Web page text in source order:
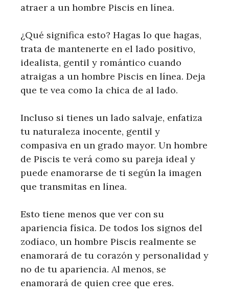
atraer a un hombre Piscis en línea.
¿Qué significa esto? Hagas lo que hagas,
trata de mantenerte en el lado positivo,
idealista, gentil y romántico cuando
atraigas a un hombre Piscis en línea. Deja
que te vea como la chica de al lado.
Incluso si tienes un lado salvaje, enfatiza
tu naturaleza inocente, gentil y
compasiva en un grado mayor. Un hombre
de Piscis te verá como su pareja ideal y
puede enamorarse de ti según la imagen
que transmitas en línea.
Esto tiene menos que ver con su
apariencia física. De todos los signos del
zodíaco, un hombre Piscis realmente se
enamorará de tu corazón y personalidad y
no de tu apariencia. Al menos, se
enamorará de quien cree que eres.